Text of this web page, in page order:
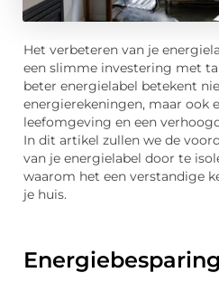
Het verbeteren van je
een slimme investering met
beter energielabel betekent
energierekeningen, maar ook
leefomgeving en een
In dit artikel zullen we de
van je energielabel door te
waarom het een verstandige
je huis.
Energiebesparing